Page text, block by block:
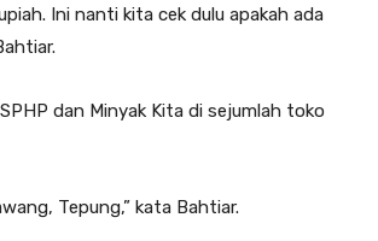
Ini nanti kita cek dulu apakah ada
dan Minyak Kita di sejumlah toko
Tepung,” kata Bahtiar.